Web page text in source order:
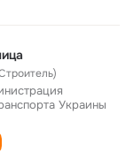
Украины